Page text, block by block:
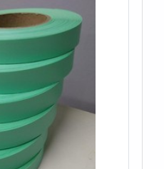
possíveis pelo
de alta qualidade
e estrutura suficiente
Esses fatores,
proativos e
o sucesso de cada
a empresa, nossos
entre em contato com
foca sua energia em
de alta
as atividades;
de
benefício. Discorrendo
sempre deve-se buscar
e serviços com ótima
que passam
prejuízo futuros para os